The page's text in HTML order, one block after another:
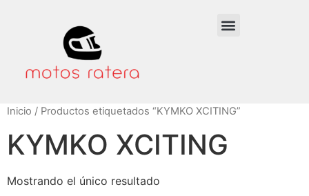
Inicio / Productos etiquetados “KYMKO XCITING”
KYMKO XCITING
Mostrando el único resultado